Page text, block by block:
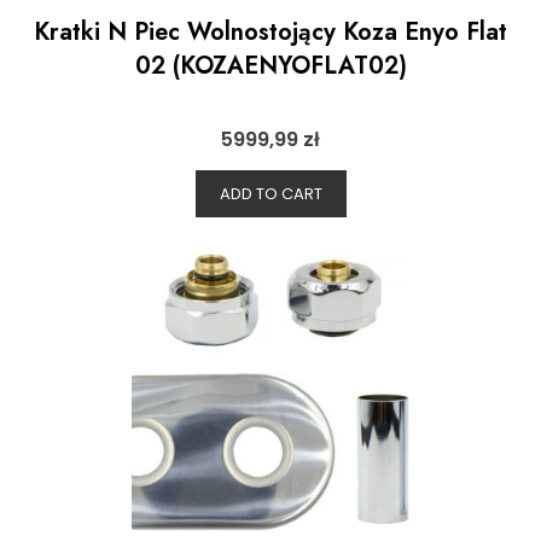
Kratki N Piec Wolnostojący Koza Enyo Flat
02 (KOZAENYOFLAT02)
5999,99 zł
ADD TO CART